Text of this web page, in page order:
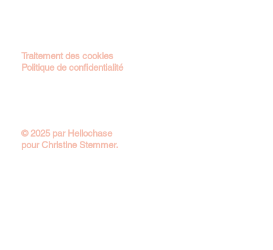
Traitement des cookies
Politique de confidentialité
© 2025 par Hellochase
pour Christine Stemmer.